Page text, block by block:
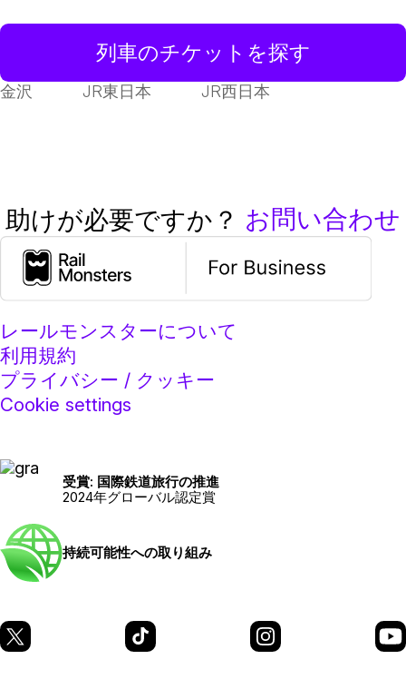
列車のチケットを探す
金沢 JR東日本 JR西日本
助けが必要ですか？ お問い合わせ
レールモンスターについて
利用規約
プライバシー / クッキー
Cookie settings
受賞: 国際鉄道旅行の推進
2024年グローバル認定賞
持続可能性への取り組み